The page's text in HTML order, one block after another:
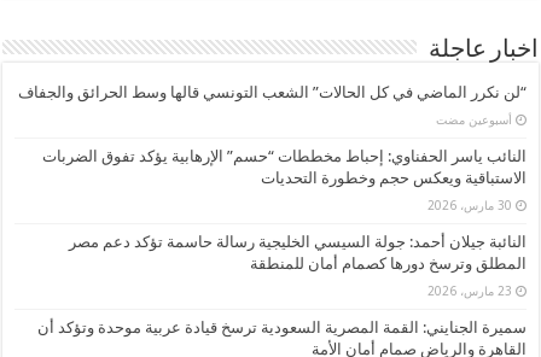
اخبار عاجلة
“لن نكرر الماضي في كل الحالات” الشعب التونسي قالها وسط الحرائق والجفاف
‏أسبوعين مضت
النائب ياسر الحفناوي: إحباط مخططات “حسم” الإرهابية يؤكد تفوق الضربات
الاستباقية ويعكس حجم وخطورة التحديات
30 مارس، 2026
النائبة جيلان أحمد: جولة السيسي الخليجية رسالة حاسمة تؤكد دعم مصر
المطلق وترسخ دورها كصمام أمان للمنطقة
23 مارس، 2026
سميرة الجنايني: القمة المصرية السعودية ترسخ قيادة عربية موحدة وتؤكد أن
القاهرة والرياض صمام أمان الأمة